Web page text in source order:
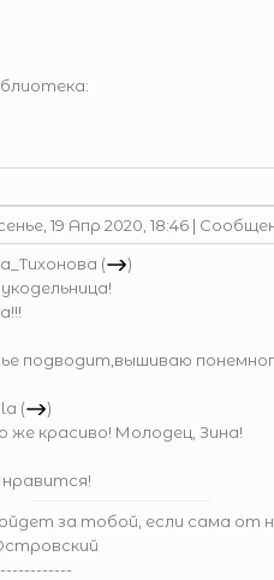
19 Апр 2020, 18:46 |
(
)
подводит,вышиваю
(
)
же красиво! Молодец, Зина!
за тобой, если сама от